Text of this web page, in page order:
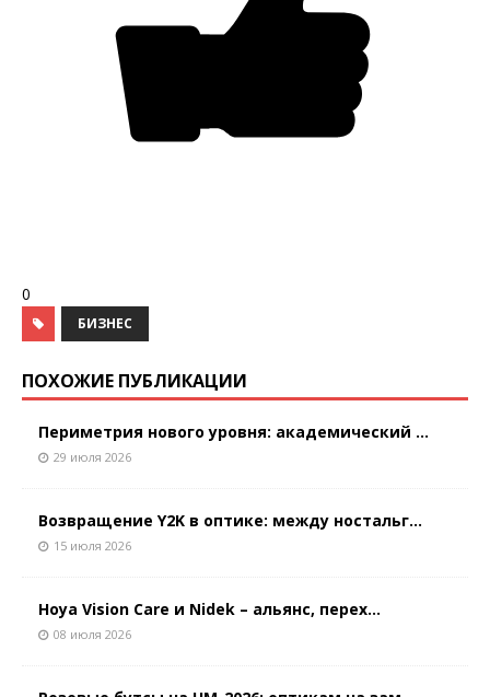
0
БИЗНЕС
ПОХОЖИЕ ПУБЛИКАЦИИ
Периметрия нового уровня: академический ...
29 июля 2026
Возвращение Y2K в оптике: между ностальг...
15 июля 2026
Hoya Vision Care и Nidek – альянс, перех...
08 июля 2026